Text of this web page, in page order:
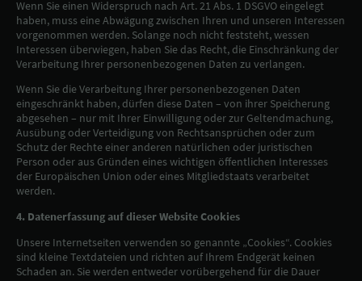
Wenn Sie einen Widerspruch nach Art. 21 Abs. 1 DSGVO eingelegt
haben, muss eine Abwägung zwischen Ihren und unseren Interessen
vorgenommen werden. Solange noch nicht feststeht, wessen
Interessen überwiegen, haben Sie das Recht, die Einschränkung der
Verarbeitung Ihrer personenbezogenen Daten zu verlangen.
Wenn Sie die Verarbeitung Ihrer personenbezogenen Daten
eingeschränkt haben, dürfen diese Daten – von ihrer Speicherung
abgesehen – nur mit Ihrer Einwilligung oder zur Geltendmachung,
Ausübung oder Verteidigung von Rechtsansprüchen oder zum
Schutz der Rechte einer anderen natürlichen oder juristischen
Person oder aus Gründen eines wichtigen öffentlichen Interesses
der Europäischen Union oder eines Mitgliedstaats verarbeitet
werden.
4. Datenerfassung auf dieser Website Cookies
Unsere Internetseiten verwenden so genannte „Cookies“. Cookies
sind kleine Textdateien und richten auf Ihrem Endgerät keinen
Schaden an. Sie werden entweder vorübergehend für die Dauer